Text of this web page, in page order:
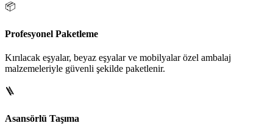
📦
Profesyonel Paketleme
Kırılacak eşyalar, beyaz eşyalar ve mobilyalar özel ambalaj
malzemeleriyle güvenli şekilde paketlenir.
🪜
Asansörlü Taşıma